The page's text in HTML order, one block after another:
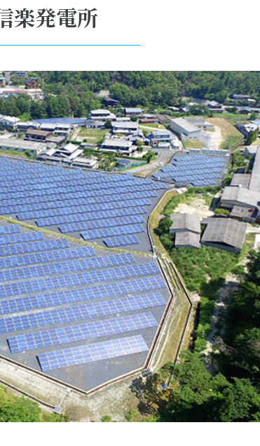
楽発電所